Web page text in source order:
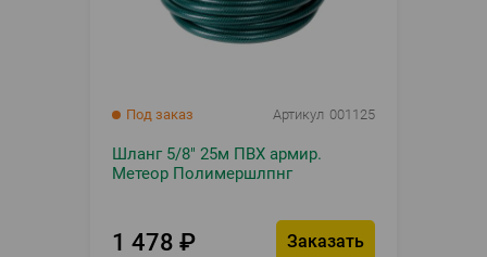
Под заказ Артикул 001125
Шланг 5/8" 25м ПВХ армир.
Метеор Полимершлпнг
1 478 ₽ Заказать